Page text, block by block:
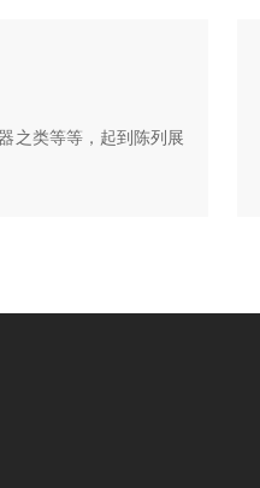
之类等等，起到陈列展